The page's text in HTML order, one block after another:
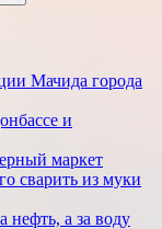
Мачида города
и
маркет
сварить из муки
нефть, а за воду